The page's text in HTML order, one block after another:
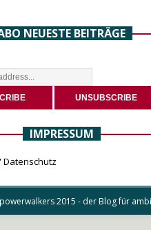
NEUESTE BEITRÄGE
IMPRESSUM
Datenschutz
2015 - der Blog für